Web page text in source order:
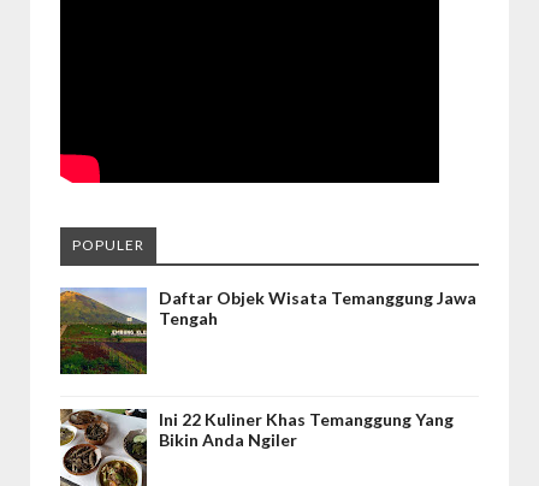
POPULER
Daftar Objek Wisata Temanggung Jawa
Tengah
Ini 22 Kuliner Khas Temanggung Yang
Bikin Anda Ngiler